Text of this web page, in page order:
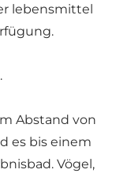
lebensmittel
Abstand von
es bis einem
Vögel,